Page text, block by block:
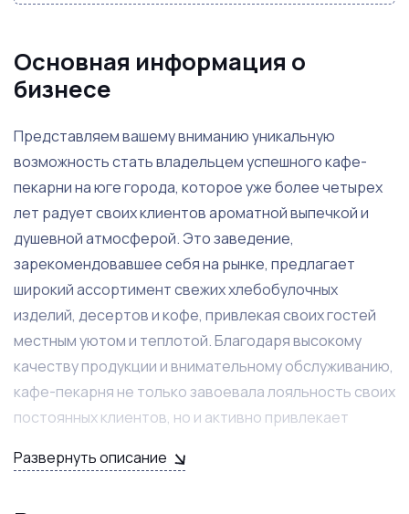
Основная информация о
бизнесе
Представляем вашему вниманию уникальную
возможность стать владельцем успешного кафе-
пекарни на юге города, которое уже более четырех
лет радует своих клиентов ароматной выпечкой и
душевной атмосферой. Это заведение,
зарекомендовавшее себя на рынке, предлагает
широкий ассортимент свежих хлебобулочных
изделий, десертов и кофе, привлекая своих гостей
местным уютом и теплотой. Благодаря высокому
качеству продукции и внимательному обслуживанию,
кафе-пекарня не только завоевала лояльность своих
постоянных клиентов, но и активно привлекает
посетителей и увеличение прибыли.
Развернуть описание